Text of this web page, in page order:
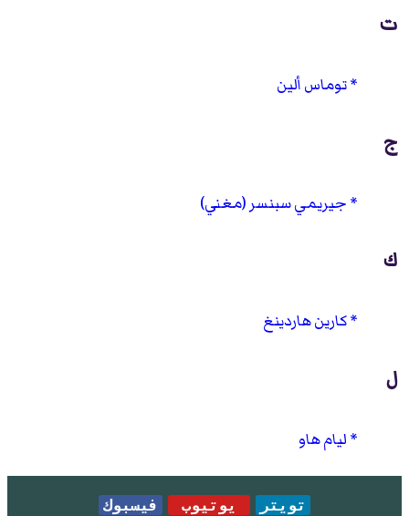
ت
توماس ألين
ج
جيريمي سبنسر (مغني)
ك
كارين هاردينغ
ل
ليام هاو
تويتر يوتيوب
فيسبوك